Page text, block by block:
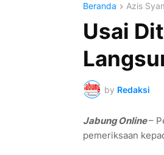
Beranda Azis
Usai
by Redaksi
Jabung Online–
pemeriksaan